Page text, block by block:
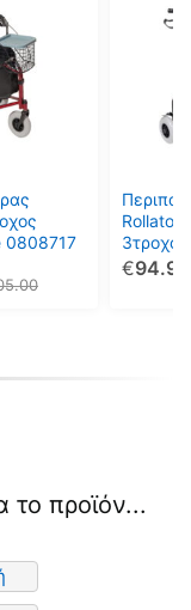
0808717
Rollator
94.95
€
το προϊόν...